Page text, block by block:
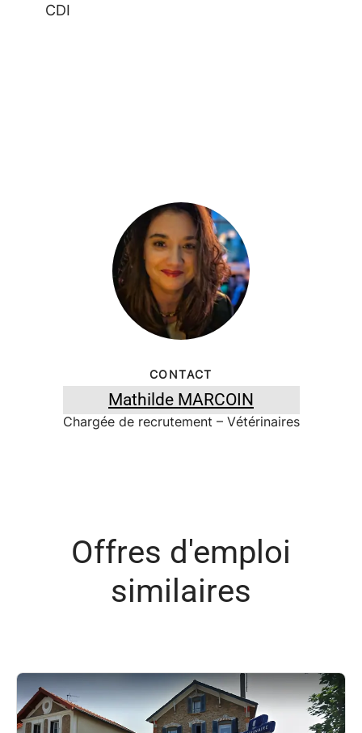
CDI
CONTACT
Mathilde MARCOIN
Chargée de recrutement – Vétérinaires
Offres d'emploi
similaires